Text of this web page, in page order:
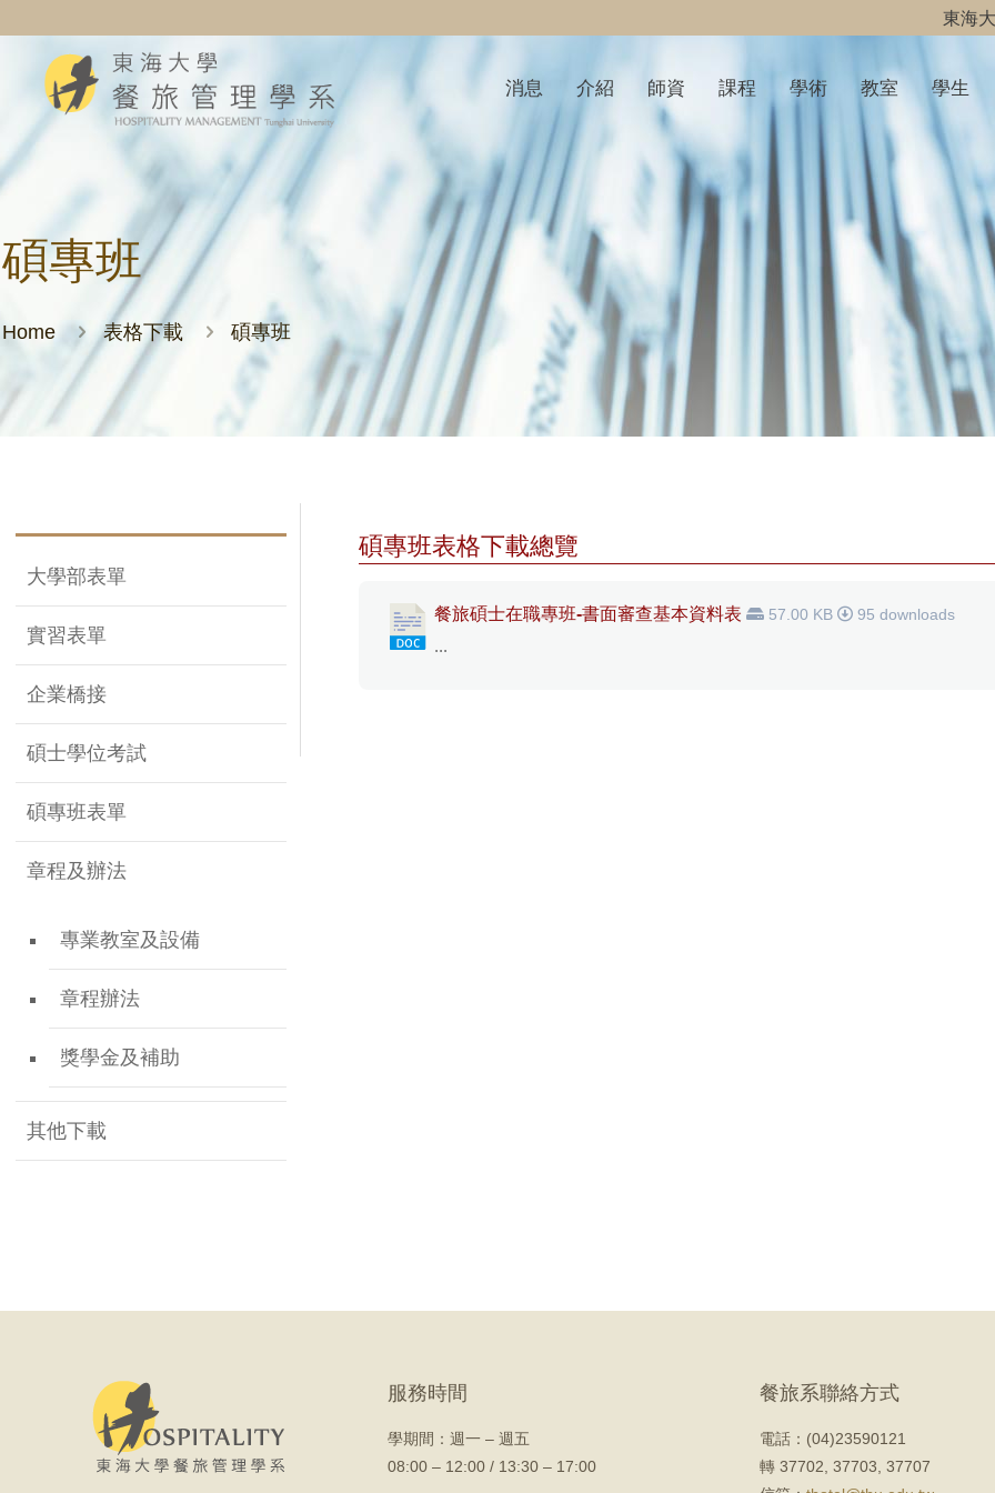
東海
消息 介紹 師資 課程 學術 教室 學生
碩專班
Home 表格下載 碩專班
大學部表單
實習表單
企業橋接
碩士學位考試
碩專班表單
章程及辦法
專業教室及設備
章程辦法
獎學金及補助
其他下載
碩專班表格下載總覽
餐旅碩士在職專班-書面審查基本資料表 57.00 KB
95 downloads
...
服務時間
學期間： 週一 – 週五
08:00 – 12:00 / 13:30 – 17:00
餐旅系聯絡方式
電話：(04)23590121
轉 37702, 37703, 37707